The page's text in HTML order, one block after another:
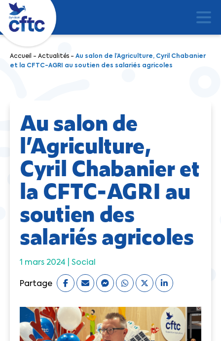
Accueil - Actualités - Au salon de l’Agriculture, Cyril Chabanier
et la CFTC-AGRI au soutien des salariés agricoles
Au salon de
l’Agriculture,
Cyril Chabanier et
la CFTC-AGRI au
soutien des
salariés agricoles
1 mars 2024 | Social
Partage